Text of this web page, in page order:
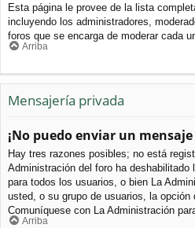
Esta página le provee de la lista
incluyendo los administradores,
foros que se encarga de moderar cada
Arriba
Mensajería privada
¡No puedo enviar un
Hay tres razones posibles; no está
Administración del foro ha deshabilitado
para todos los usuarios, o bien La
usted, o su grupo de usuarios, la opción
Comuníquese con La Administración
Arriba